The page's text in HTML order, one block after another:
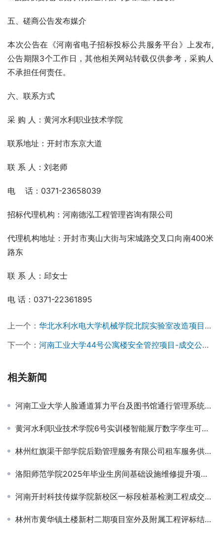
五、磋商公告发布媒介
本次公告在《河南省电子招标投标公共服务平台》上发布,
公告期限3个工作日，其他相关网站转载仅供参考，采购人
不承担任何责任。
六、联系方式
采 购 人：黄河水利职业技术学院
联系地址：开封市东京大道
联 系 人：刘老师
电    话：0371-23658039
招标代理机构：河南德泓工程管理咨询有限公司
代理机构地址：开封市夷山大街与宋城路交叉口向南400米
路东
联 系 人：邱女士
电 话：0371-22361895
上一个： 华北水利水电大学机械学院北院实验室改造项目成交公告
下一个： 河南工业大学44号公寓楼安全管控项目-成交公告￼
相关新闻
河南工业大学人脸通道算力平台及图书馆通行管理系统项目-成交公告
黄河水利职业技术学院6号实训楼智能展厅数字孪生可视化系统采购项目竞争性磋商公告
林州红旗渠干部学院后勤管理服务有限公司租车服务供应商入围项目成交结果公告
洛阳师范学院2025年毕业生房间基础设施维修提升项目-成交公告
河南开封科技传媒学院新校区一标段桩基检测工程成交公告
林州市黄华镇土楼新村二期项目室外及附属工程评标结果公示